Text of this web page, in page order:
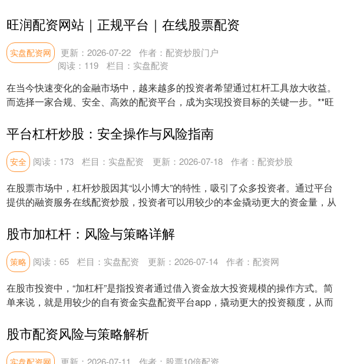
旺润配资网站｜正规平台｜在线股票配资
实盘配资网 更新：2026-07-22
作者：配资炒股门户
阅读： 119 栏目： 实盘配资
在当今快速变化的金融市场中，越来越多的投资者希望通过杠杆工具放大收益。
而选择一家合规、安全、高效的配资平台，成为实现投资目标的关键一步。**旺
平台杠杆炒股：安全操作与风险指南
安全 更新：2026-07-18 作者：配资炒股
阅读： 173 栏目： 实盘配资
在股票市场中，杠杆炒股因其“以小博大”的特性，吸引了众多投资者。通过平台
提供的融资服务在线配资炒股，投资者可以用较少的本金撬动更大的资金量，从
股市加杠杆：风险与策略详解
策略 更新：2026-07-14 作者：配资网
阅读： 65 栏目： 实盘配资
在股市投资中，“加杠杆”是指投资者通过借入资金放大投资规模的操作方式。简
单来说，就是用较少的自有资金实盘配资平台app，撬动更大的投资额度，从而
股市配资风险与策略解析
实盘配资网 更新：2026-07-11 作者：股票10倍配资